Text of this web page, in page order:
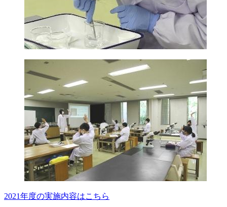
2021年度の実施内容はこちら